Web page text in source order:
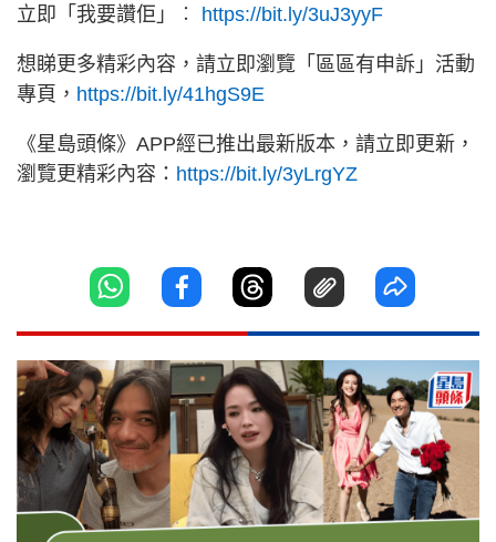
立即「我要讚佢」︰ https://bit.ly/3uJ3yyF
想睇更多精彩內容，請立即瀏覽「區區有申訴」活動
專頁， https://bit.ly/41hgS9E
《星島頭條》APP經已推出最新版本，請立即更新，
瀏覽更精彩內容： https://bit.ly/3yLrgYZ